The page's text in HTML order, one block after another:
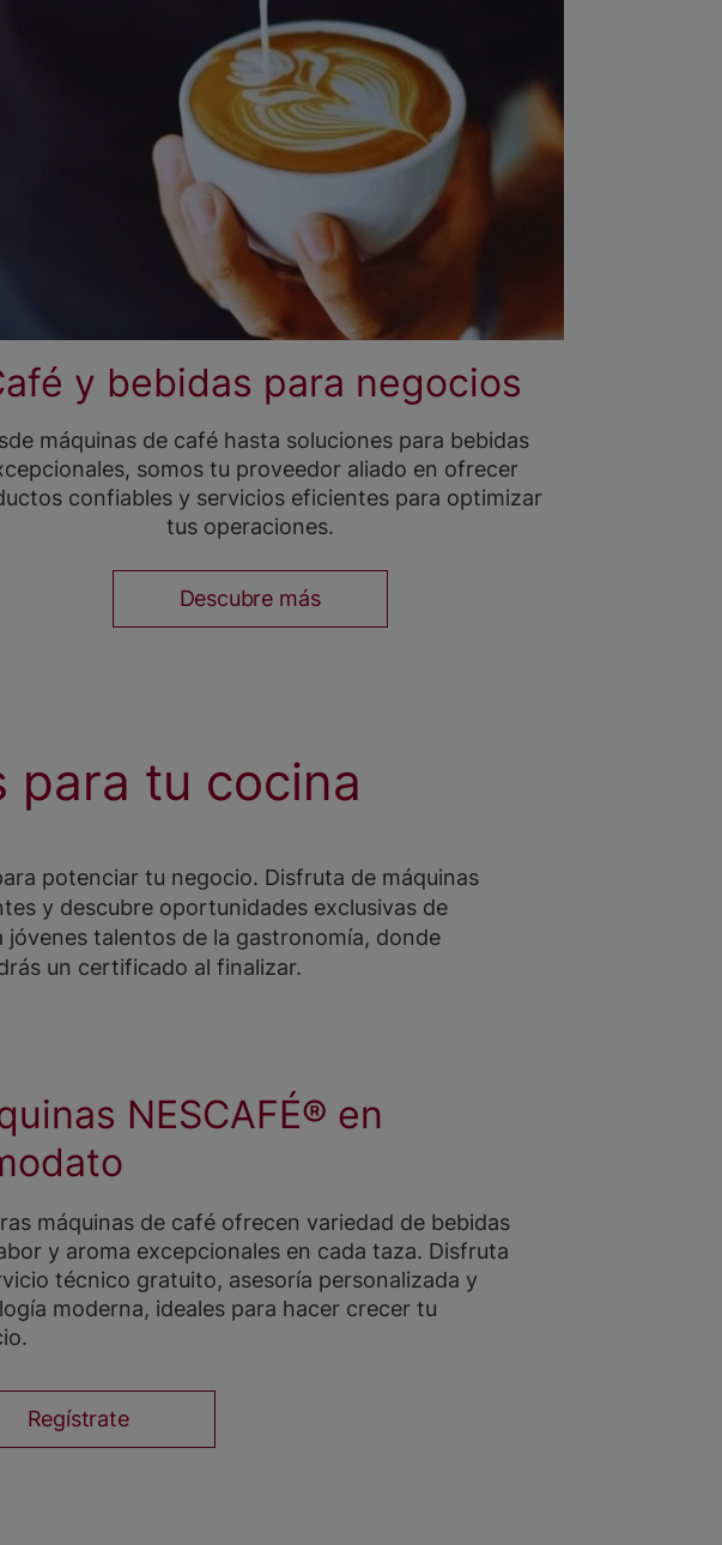
y bebidas para negocios
máquinas de café hasta soluciones para bebidas
somos tu proveedor aliado en ofrecer
confiables y servicios eficientes para optimizar
tus operaciones.
Descubre más
para tu cocina
potenciar tu negocio. Disfruta de máquinas
y descubre oportunidades exclusivas de
talentos de la gastronomía, donde
un certificado al finalizar.
NESCAFÉ® en
máquinas de café ofrecen variedad de bebidas
y aroma excepcionales en cada taza. Disfruta
técnico gratuito, asesoría personalizada y
moderna, ideales para hacer crecer tu
Regístrate